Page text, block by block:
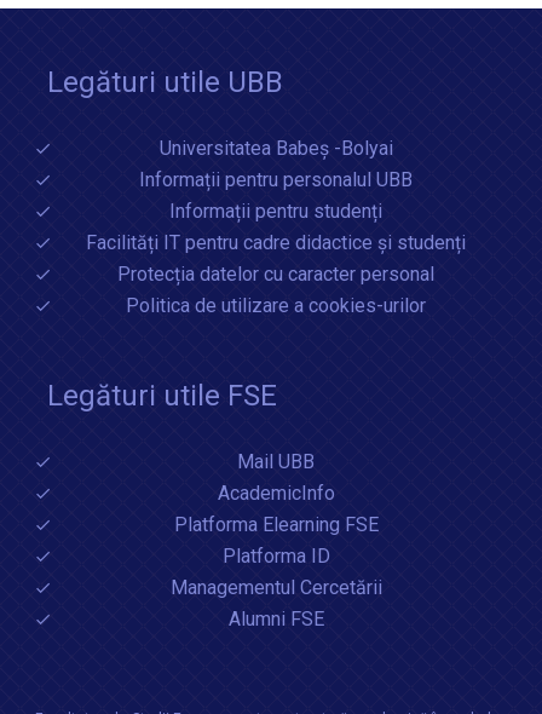
Legături utile UBB
Universitatea Babeș -Bolyai
Informații pentru personalul UBB
Informații pentru studenți
Facilități IT pentru cadre didactice și studenți
Protecția datelor cu caracter personal
Politica de utilizare a cookies-urilor
Legături utile FSE
Mail UBB
AcademicInfo
Platforma Elearning FSE
Platforma ID
Managementul Cercetării
Alumni FSE